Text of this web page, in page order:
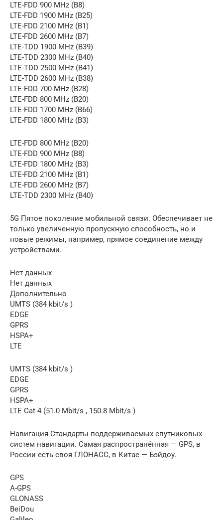
LTE-FDD 900 MHz (B8)
LTE-FDD 1900 MHz (B25)
LTE-FDD 2100 MHz (B1)
LTE-FDD 2600 MHz (B7)
LTE-TDD 1900 MHz (B39)
LTE-TDD 2300 MHz (B40)
LTE-TDD 2500 MHz (B41)
LTE-TDD 2600 MHz (B38)
LTE-FDD 700 MHz (B28)
LTE-FDD 800 MHz (B20)
LTE-FDD 1700 MHz (B66)
LTE-FDD 1800 MHz (B3)
LTE-FDD 800 MHz (B20)
LTE-FDD 900 MHz (B8)
LTE-FDD 1800 MHz (B3)
LTE-FDD 2100 MHz (B1)
LTE-FDD 2600 MHz (B7)
LTE-TDD 2300 MHz (B40)
5G Пятое поколение мобильной связи. Обеспечивает не
только увеличенную пропускную способность, но и
новые режимы, например, прямое соединение между
устройствами.
Нет данных
Нет данных
Дополнительно
UMTS (384 kbit/s )
EDGE
GPRS
HSPA+
LTE
UMTS (384 kbit/s )
EDGE
GPRS
HSPA+
LTE Cat 4 (51.0 Mbit/s , 150.8 Mbit/s )
Навигация Стандарты поддерживаемых спутниковых
систем навигации. Самая распространённая — GPS, в
России есть своя ГЛОНАСС, в Китае — Бэйдоу.
GPS
A-GPS
GLONASS
BeiDou